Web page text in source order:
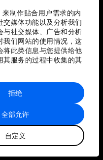
制作贴合用户需求的内
交媒体功能以及分析我们
与社交媒体、广告和分析
我们网站的使用情况，这
将此类信息与您提供给他
其服务的过程中收集的其
全部允许
自定义
拒绝
济论坛